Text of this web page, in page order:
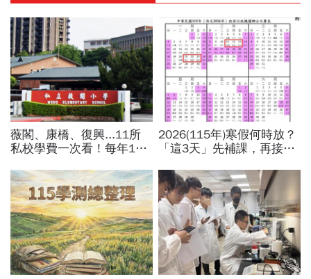
薇閣、康橋、復興...11所
私校學費一次看！每年100
出孩子教育費、還能兼存退
休金
2026(115年)寒假何時放？
「這3天」先補課，再接過
寒假開學日一次看